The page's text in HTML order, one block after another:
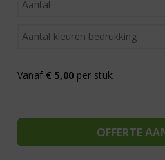
Vanaf € 5,00 per stuk